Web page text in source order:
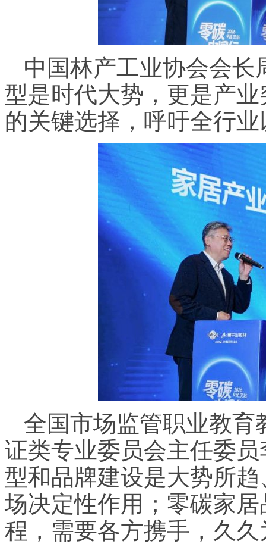
中国林产工业协会会
型是时代大势，更是产
的关键选择，呼吁全行
全国市场监管职业教育
证类专业委员会主任委
型和品牌建设是大势所
场决定性作用；零碳家
程，需要各方携手，久久